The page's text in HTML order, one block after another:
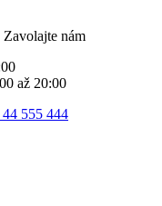
nám
až 20:00
555 444